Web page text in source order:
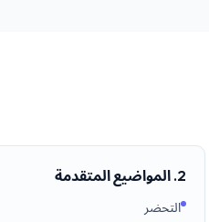
2. المواضيع المتقدمة
التحضر